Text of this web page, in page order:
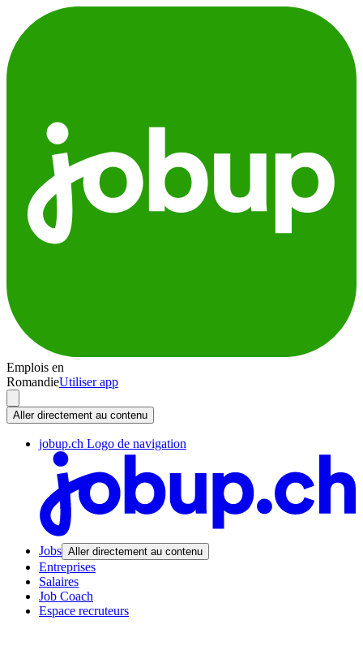
Emplois en
RomandieUtiliser app
Aller directement au contenu
jobup.ch Logo de navigation
Jobs Aller directement au contenu
Entreprises
Salaires
Job Coach
Espace recruteurs